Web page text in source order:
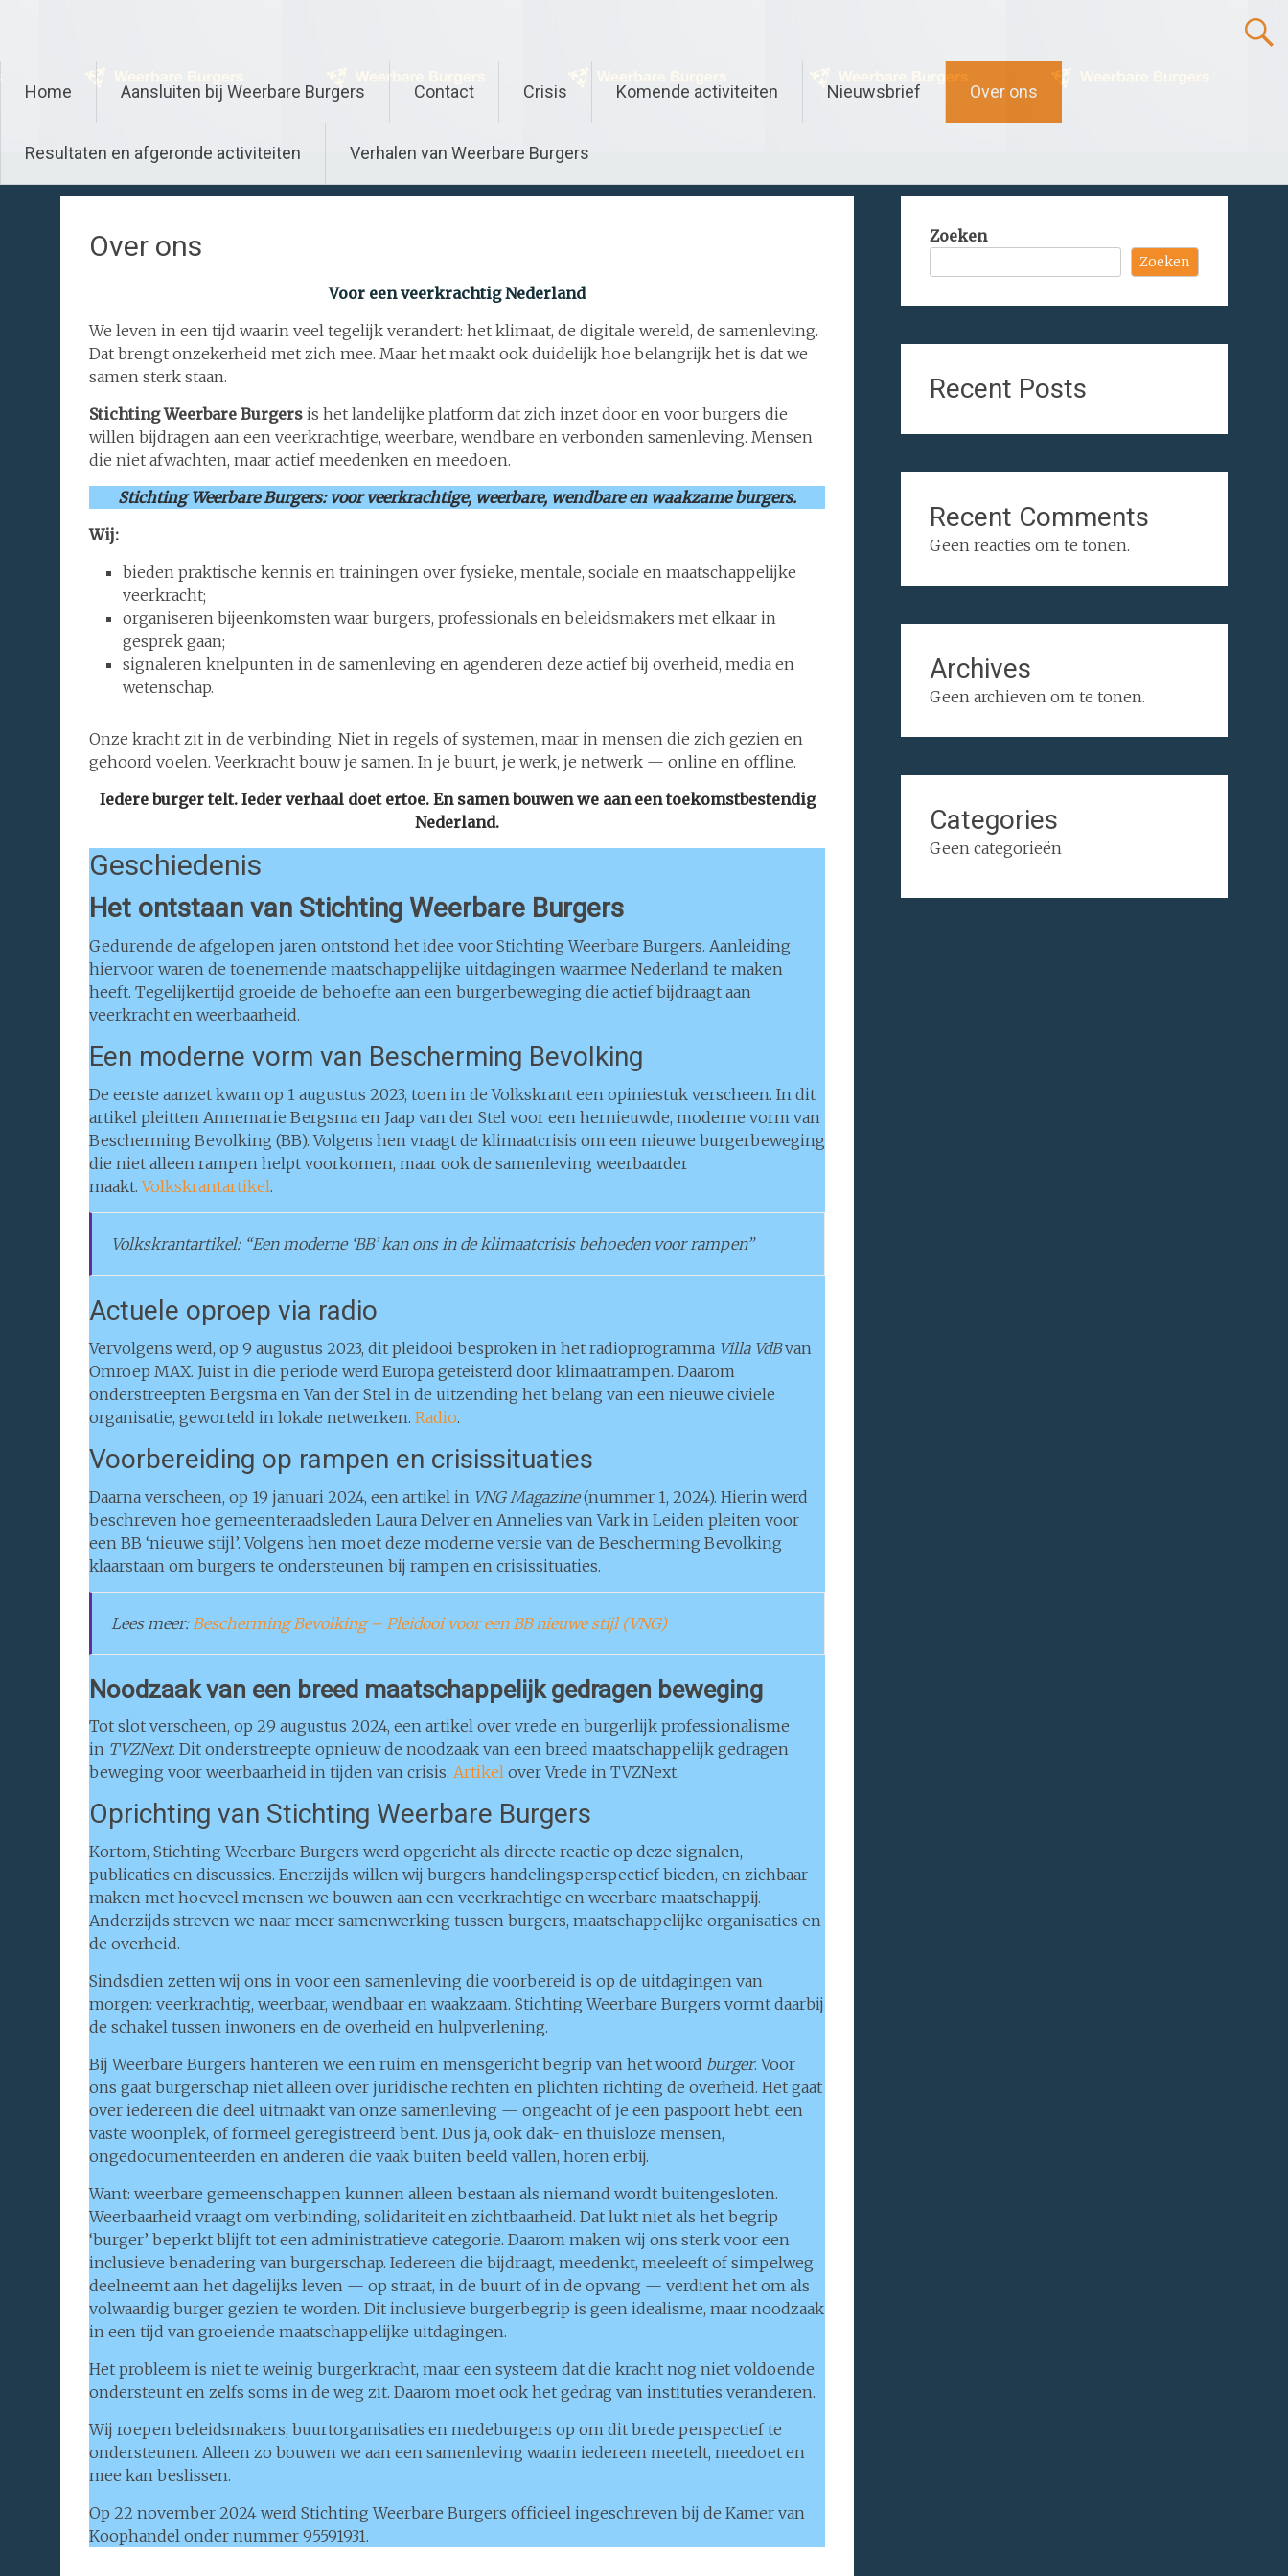
de
Home Aansluiten bij Weerbare Burgers Contact Crisis Komende activiteiten Nieuwsbrief Over ons
Resultaten en afgeronde activiteiten Verhalen van Weerbare Burgers
Over ons
Voor een veerkrachtig Nederland
We leven in een tijd waarin veel tegelijk verandert: het klimaat, de digitale wereld, de samenleving.
Dat brengt onzekerheid met zich mee. Maar het maakt ook duidelijk hoe belangrijk het is dat we
samen sterk staan.
Stichting Weerbare Burgers is het landelijke platform dat zich inzet door en voor burgers die
willen bijdragen aan een veerkrachtige, weerbare, wendbare en verbonden samenleving. Mensen
die niet afwachten, maar actief meedenken en meedoen.
Stichting Weerbare Burgers: voor veerkrachtige, weerbare, wendbare en waakzame burgers.
Wij:
bieden praktische kennis en trainingen over fysieke, mentale, sociale en maatschappelijke
veerkracht;
organiseren bijeenkomsten waar burgers, professionals en beleidsmakers met elkaar in
gesprek gaan;
signaleren knelpunten in de samenleving en agenderen deze actief bij overheid, media en
wetenschap.
Onze kracht zit in de verbinding. Niet in regels of systemen, maar in mensen die zich gezien en
gehoord voelen. Veerkracht bouw je samen. In je buurt, je werk, je netwerk — online en offline.
Iedere burger telt. Ieder verhaal doet ertoe. En samen bouwen we aan een toekomstbestendig
Nederland.
Geschiedenis
Het ontstaan van Stichting Weerbare Burgers
Gedurende de afgelopen jaren ontstond het idee voor Stichting Weerbare Burgers. Aanleiding
hiervoor waren de toenemende maatschappelijke uitdagingen waarmee Nederland te maken
heeft. Tegelijkertijd groeide de behoefte aan een burgerbeweging die actief bijdraagt aan
veerkracht en weerbaarheid.
Een moderne vorm van Bescherming Bevolking
De eerste aanzet kwam op 1 augustus 2023, toen in de Volkskrant een opiniestuk verscheen. In dit
artikel pleitten Annemarie Bergsma en Jaap van der Stel voor een hernieuwde, moderne vorm van
Bescherming Bevolking (BB). Volgens hen vraagt de klimaatcrisis om een nieuwe burgerbeweging
die niet alleen rampen helpt voorkomen, maar ook de samenleving weerbaarder
maakt.Volkskrantartikel.
Volkskrantartikel: “Een moderne ‘BB’ kan ons in de klimaatcrisis behoeden voor rampen”
Actuele oproep via radio
Vervolgens werd, op 9 augustus 2023, dit pleidooi besproken in het radioprogramma Villa VdBvan
Omroep MAX. Juist in die periode werd Europa geteisterd door klimaatrampen. Daarom
onderstreepten Bergsma en Van der Stel in de uitzending het belang van een nieuwe civiele
organisatie, geworteld in lokale netwerken. Radio.
Voorbereiding op rampen en crisissituaties
Daarna verscheen, op 19 januari 2024, een artikel in VNG Magazine(nummer 1, 2024). Hierin werd
beschreven hoe gemeenteraadsleden Laura Delver en Annelies van Vark in Leiden pleiten voor
een BB ‘nieuwe stijl’. Volgens hen moet deze moderne versie van de Bescherming Bevolking
klaarstaan om burgers te ondersteunen bij rampen en crisissituaties.
Lees meer:Bescherming Bevolking – Pleidooi voor een BB nieuwe stijl (VNG)
Noodzaak van een breed maatschappelijk gedragen beweging
Tot slot verscheen, op 29 augustus 2024, een artikel over vrede en burgerlijk professionalisme
in TVZNext. Dit onderstreepte opnieuw de noodzaak van een breed maatschappelijk gedragen
beweging voor weerbaarheid in tijden van crisis. Artikel over Vrede in TVZNext.
Oprichting van Stichting Weerbare Burgers
Kortom, Stichting Weerbare Burgers werd opgericht als directe reactie op deze signalen,
publicaties en discussies. Enerzijds willen wij burgers handelingsperspectief bieden, en zichbaar
maken met hoeveel mensen we bouwen aan een veerkrachtige en weerbare maatschappij.
Anderzijds streven we naar meer samenwerking tussen burgers, maatschappelijke organisaties en
de overheid.
Sindsdien zetten wij ons in voor een samenleving die voorbereid is op de uitdagingen van
morgen: veerkrachtig, weerbaar, wendbaar en waakzaam. Stichting Weerbare Burgers vormt daarbij
de schakel tussen inwoners en de overheid en hulpverlening.
Bij Weerbare Burgers hanteren we een ruim en mensgericht begrip van het woord burger. Voor
ons gaat burgerschap niet alleen over juridische rechten en plichten richting de overheid. Het gaat
over iedereen die deel uitmaakt van onze samenleving — ongeacht of je een paspoort hebt, een
vaste woonplek, of formeel geregistreerd bent. Dus ja, ook dak- en thuisloze mensen,
ongedocumenteerden en anderen die vaak buiten beeld vallen, horen erbij.
Want: weerbare gemeenschappen kunnen alleen bestaan als niemand wordt buitengesloten.
Weerbaarheid vraagt om verbinding, solidariteit en zichtbaarheid. Dat lukt niet als het begrip
‘burger’ beperkt blijft tot een administratieve categorie. Daarom maken wij ons sterk voor een
inclusieve benadering van burgerschap. Iedereen die bijdraagt, meedenkt, meeleeft of simpelweg
deelneemt aan het dagelijks leven — op straat, in de buurt of in de opvang — verdient het om als
volwaardig burger gezien te worden. Dit inclusieve burgerbegrip is geen idealisme, maar noodzaak
in een tijd van groeiende maatschappelijke uitdagingen.
Het probleem is niet te weinig burgerkracht, maar een systeem dat die kracht nog niet voldoende
ondersteunt en zelfs soms in de weg zit. Daarom moet ook het gedrag van instituties veranderen.
Wij roepen beleidsmakers, buurtorganisaties en medeburgers op om dit brede perspectief te
ondersteunen. Alleen zo bouwen we aan een samenleving waarin iedereen meetelt, meedoet en
mee kan beslissen.
Op 22 november 2024 werd Stichting Weerbare Burgers officieel ingeschreven bij de Kamer van
Koophandel onder nummer 95591931.
Zoeken
Zoeken
Recent Posts
Recent Comments
Geen reacties om te tonen.
Archives
Geen archieven om te tonen.
Categories
Geen categorieën